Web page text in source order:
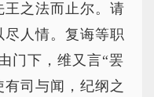
之法而止尔。请
人情。复诲等职
门下，维又言“罢
司与闻，纪纲之